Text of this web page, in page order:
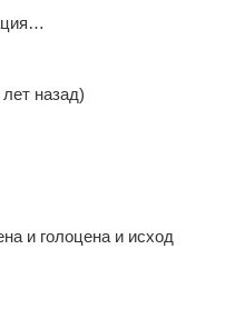
назад)
и голоцена и исход